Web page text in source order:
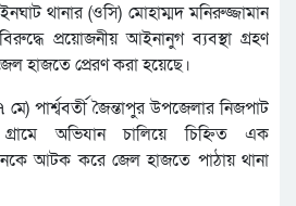
থানার (ওসি) মোহাম্মদ মনিরুজ্জামান
প্রয়োজনীয় আইনানুগ ব্যবস্থা গ্রহণ
হাজতে প্রেরণ করা হয়েছে।
পার্শ্ববর্তী জৈন্তাপুর উপজেলার নিজপাট
অভিযান চালিয়ে চিহ্নিত এক
আটক করে জেল হাজতে পাঠায় থানা